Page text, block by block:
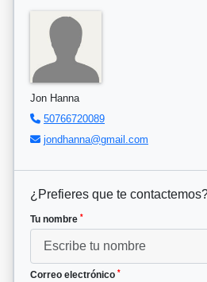
Jon Hanna
50766720089
jondhanna@gmail.com
¿Prefieres que te
Tu nombre *
Correo electrónico *